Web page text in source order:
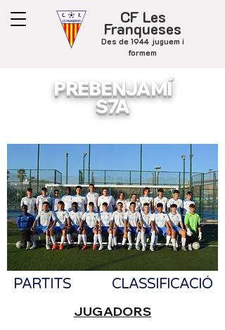
CF Les
Franqueses
Des de 1944 juguem i
formem
PREBENJAMÍ
S7A
PARTITS CLASSIFICACIÓ
JUGADORS